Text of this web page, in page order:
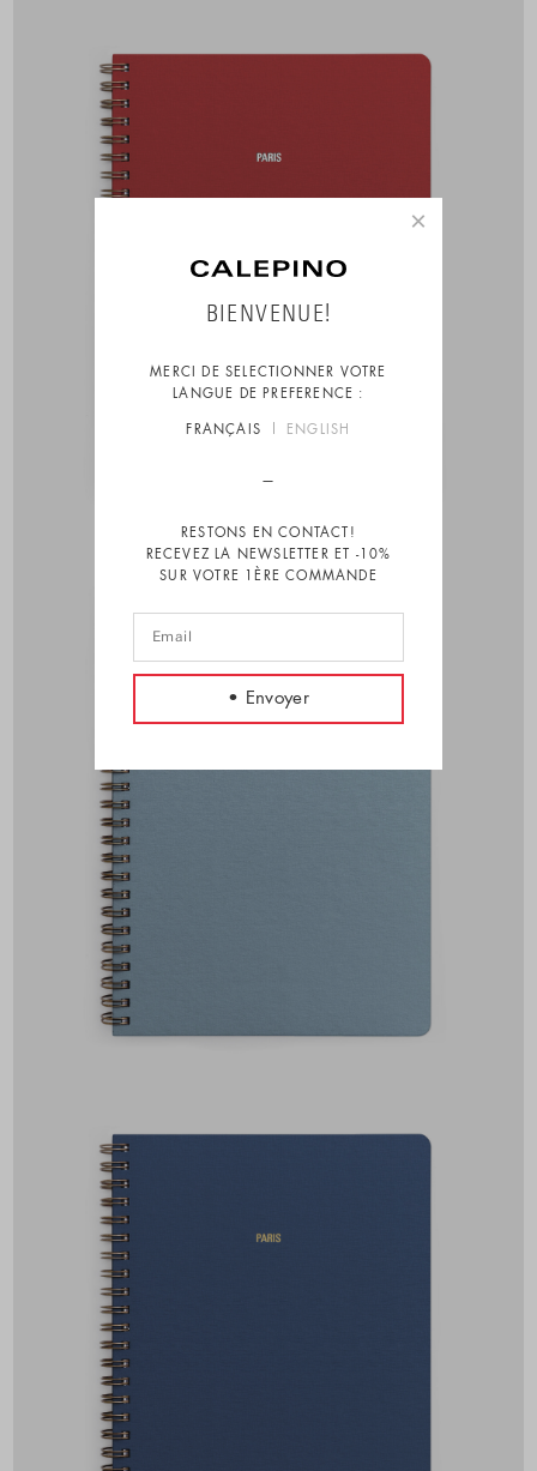
×
BIENVENUE!
MERCI DE SELECTIONNER VOTRE
LANGUE DE PREFERENCE :
FRANÇAIS ENGLISH
RESTONS EN CONTACT!
RECEVEZ LA NEWSLETTER ET -10%
SUR VOTRE 1ÈRE COMMANDE